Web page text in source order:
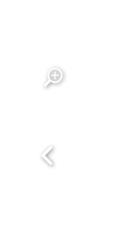
BrackIT-C-
BrackIT-C-Stopper